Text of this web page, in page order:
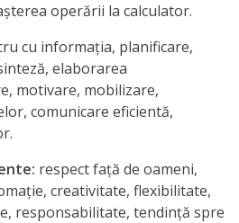
operării la calculator.
cu informaţia, planificare,
elaborarea
motivare, mobilizare,
comunicare eficientă,
respect faţă de oameni,
creativitate, flexibilitate,
responsabilitate, tendinţă spre